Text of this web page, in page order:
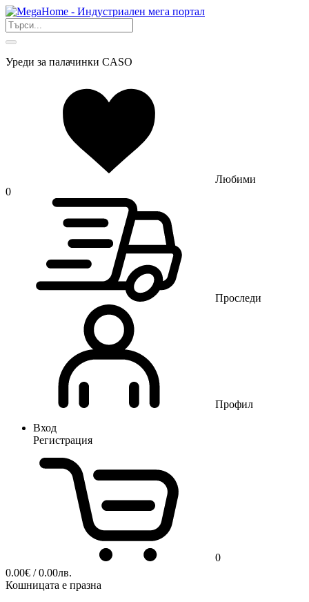
Уреди за палачинки CASO
Любими
0
Проследи
Профил
Вход
Регистрация
0
0.00€ / 0.00лв.
Кошницата е празна